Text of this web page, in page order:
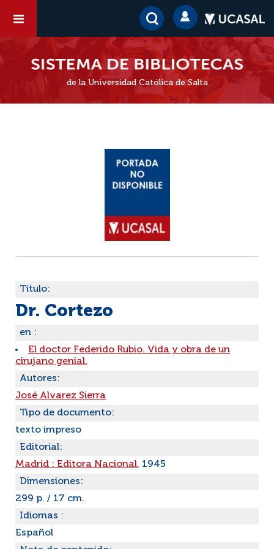
de la Universidad Católica de Salta
Título:
Dr. Cortezo
en :
El doctor Federido Rubio. Vida y obra de un
cirujano genial.
Autores:
José Alvarez Sierra
Tipo de documento:
texto impreso
Editorial:
Madrid : Editora Nacional, 1945
Dimensiones:
299 p. / 17 cm.
Idiomas :
Español